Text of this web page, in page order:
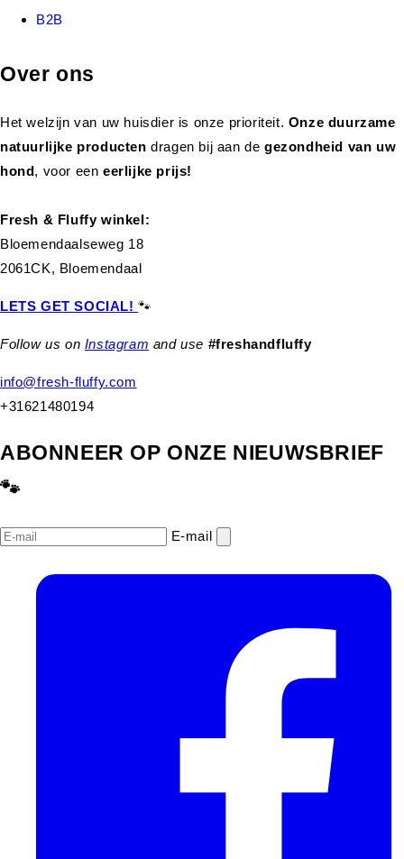
B2B
Over ons
Het welzijn van uw huisdier is onze prioriteit. Onze duurzame
natuurlijke productendragen bij aan de gezondheid van uw
hond, voor eeneerlijke prijs!
Fresh & Fluffy winkel:
Bloemendaalseweg 18
2061CK, Bloemendaal
LETS GET SOCIAL!🐾
Follow us on Instagram and use #freshandfluffy
info@fresh-fluffy.com
+31621480194
ABONNEER OP ONZE NIEUWSBRIEF
🐾
E‑mail